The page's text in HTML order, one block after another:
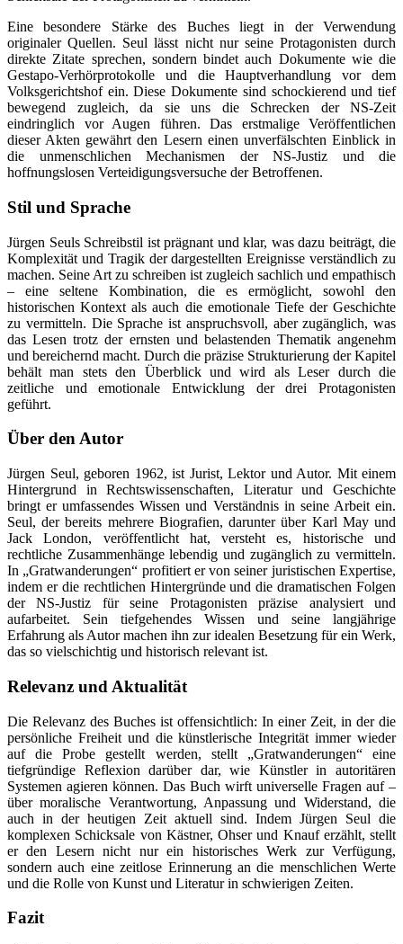
Eine besondere Stärke des Buches liegt in der Verwendung
originaler Quellen. Seul lässt nicht nur seine Protagonisten durch
direkte Zitate sprechen, sondern bindet auch Dokumente wie die
Gestapo-Verhörprotokolle und die Hauptverhandlung vor dem
Volksgerichtshof ein. Diese Dokumente sind schockierend und tief
bewegend zugleich, da sie uns die Schrecken der NS-Zeit
eindringlich vor Augen führen. Das erstmalige Veröffentlichen
dieser Akten gewährt den Lesern einen unverfälschten Einblick in
die unmenschlichen Mechanismen der NS-Justiz und die
hoffnungslosen Verteidigungsversuche der Betroffenen.
Stil und Sprache
Jürgen Seuls Schreibstil ist prägnant und klar, was dazu beiträgt, die
Komplexität und Tragik der dargestellten Ereignisse verständlich zu
machen. Seine Art zu schreiben ist zugleich sachlich und empathisch
– eine seltene Kombination, die es ermöglicht, sowohl den
historischen Kontext als auch die emotionale Tiefe der Geschichte
zu vermitteln. Die Sprache ist anspruchsvoll, aber zugänglich, was
das Lesen trotz der ernsten und belastenden Thematik angenehm
und bereichernd macht. Durch die präzise Strukturierung der Kapitel
behält man stets den Überblick und wird als Leser durch die
zeitliche und emotionale Entwicklung der drei Protagonisten
geführt.
Über den Autor
Jürgen Seul, geboren 1962, ist Jurist, Lektor und Autor. Mit einem
Hintergrund in Rechtswissenschaften, Literatur und Geschichte
bringt er umfassendes Wissen und Verständnis in seine Arbeit ein.
Seul, der bereits mehrere Biografien, darunter über Karl May und
Jack London, veröffentlicht hat, versteht es, historische und
rechtliche Zusammenhänge lebendig und zugänglich zu vermitteln.
In „Gratwanderungen“ profitiert er von seiner juristischen Expertise,
indem er die rechtlichen Hintergründe und die dramatischen Folgen
der NS-Justiz für seine Protagonisten präzise analysiert und
aufarbeitet. Sein tiefgehendes Wissen und seine langjährige
Erfahrung als Autor machen ihn zur idealen Besetzung für ein Werk,
das so vielschichtig und historisch relevant ist.
Relevanz und Aktualität
Die Relevanz des Buches ist offensichtlich: In einer Zeit, in der die
persönliche Freiheit und die künstlerische Integrität immer wieder
auf die Probe gestellt werden, stellt „Gratwanderungen“ eine
tiefgründige Reflexion darüber dar, wie Künstler in autoritären
Systemen agieren können. Das Buch wirft universelle Fragen auf –
über moralische Verantwortung, Anpassung und Widerstand, die
auch in der heutigen Zeit aktuell sind. Indem Jürgen Seul die
komplexen Schicksale von Kästner, Ohser und Knauf erzählt, stellt
er den Lesern nicht nur ein historisches Werk zur Verfügung,
sondern auch eine zeitlose Erinnerung an die menschlichen Werte
und die Rolle von Kunst und Literatur in schwierigen Zeiten.
Fazit